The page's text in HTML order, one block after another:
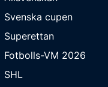
Svenska cupen
Superettan
Fotbolls-VM 2026
SHL